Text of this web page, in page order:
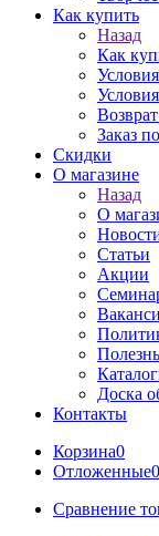
Как купить
Назад
Как
Заказ
Скидки
О магазине
Назад
О
Статьи
Акции
Доска
Контакты
Корзина0
Отложенные0
Сравнение